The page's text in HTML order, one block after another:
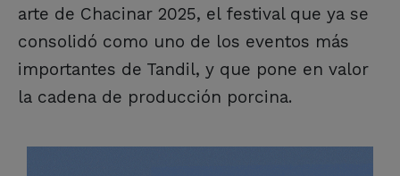
arte de Chacinar 2025, el festival que ya se
consolidó como uno de los eventos más
importantes de Tandil, y que pone en valor
la cadena de producción porcina.